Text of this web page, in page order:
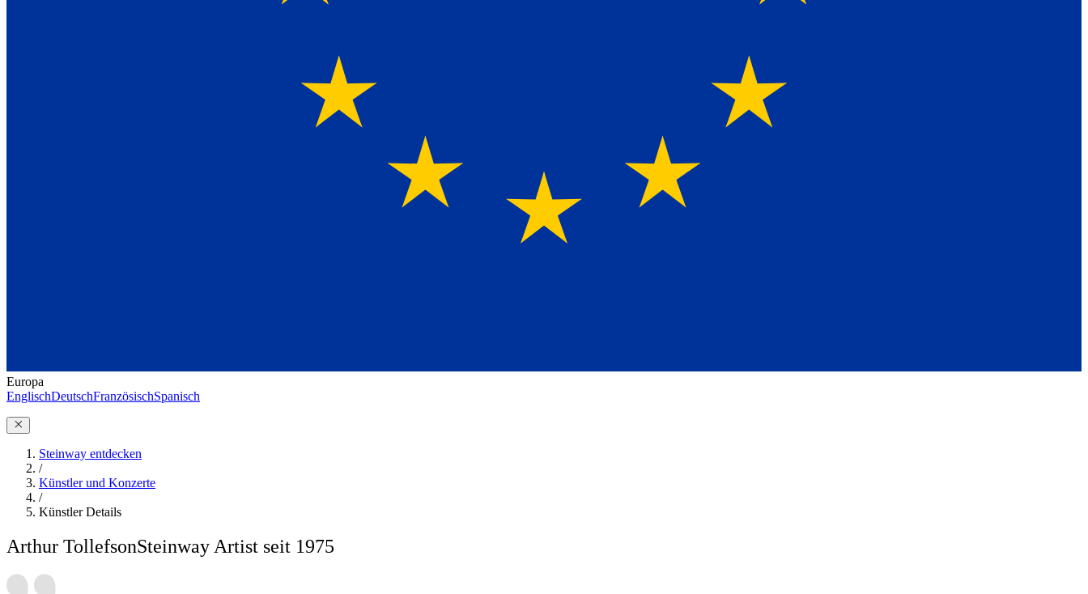
Europa
EnglischDeutschFranzösischSpanisch
Steinway entdecken
/
Künstler und Konzerte
/
Künstler Details
Arthur TollefsonSteinway Artist seit 1975